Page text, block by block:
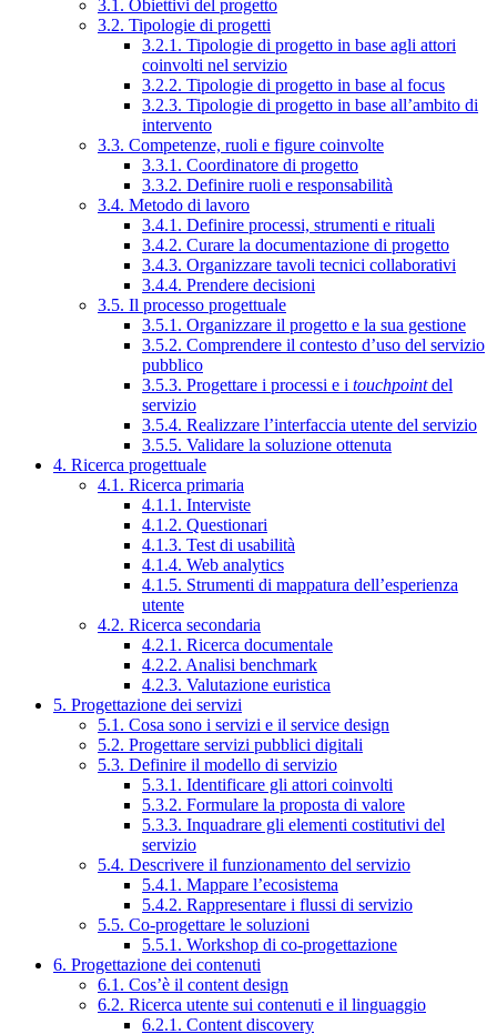
3.1. Obiettivi del progetto
3.2. Tipologie di progetti
3.2.1. Tipologie di progetto in base agli attori
coinvolti nel servizio
3.2.2. Tipologie di progetto in base al focus
3.2.3. Tipologie di progetto in base all’ambito di
intervento
3.3. Competenze, ruoli e figure coinvolte
3.3.1. Coordinatore di progetto
3.3.2. Definire ruoli e responsabilità
3.4. Metodo di lavoro
3.4.1. Definire processi, strumenti e rituali
3.4.2. Curare la documentazione di progetto
3.4.3. Organizzare tavoli tecnici collaborativi
3.4.4. Prendere decisioni
3.5. Il processo progettuale
3.5.1. Organizzare il progetto e la sua gestione
3.5.2. Comprendere il contesto d’uso del servizio
pubblico
3.5.3. Progettare i processi e i touchpointdel
servizio
3.5.4. Realizzare l’interfaccia utente del servizio
3.5.5. Validare la soluzione ottenuta
4. Ricerca progettuale
4.1. Ricerca primaria
4.1.1. Interviste
4.1.2. Questionari
4.1.3. Test di usabilità
4.1.4. Web analytics
4.1.5. Strumenti di mappatura dell’esperienza
utente
4.2. Ricerca secondaria
4.2.1. Ricerca documentale
4.2.2. Analisi benchmark
4.2.3. Valutazione euristica
5. Progettazione dei servizi
5.1. Cosa sono i servizi e il service design
5.2. Progettare servizi pubblici digitali
5.3. Definire il modello di servizio
5.3.1. Identificare gli attori coinvolti
5.3.2. Formulare la proposta di valore
5.3.3. Inquadrare gli elementi costitutivi del
servizio
5.4. Descrivere il funzionamento del servizio
5.4.1. Mappare l’ecosistema
5.4.2. Rappresentare i flussi di servizio
5.5. Co-progettare le soluzioni
5.5.1. Workshop di co-progettazione
6. Progettazione dei contenuti
6.1. Cos’è il content design
6.2. Ricerca utente sui contenuti e il linguaggio
6.2.1. Content discovery